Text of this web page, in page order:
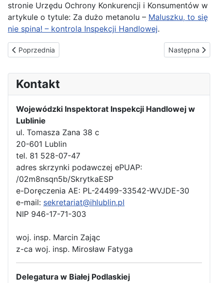
stronie Urzędu Ochrony Konkurencji i Konsumentów w
artykule o tytule: Za dużo metanolu – Maluszku, to się
nie spina! – kontrola Inspekcji Handlowej.
Poprzednia strona: Kochaj się! – kontrola UOKiK, IH i KAS
Poprzednia Następna
Następna
Kontakt
Wojewódzki Inspektorat Inspekcji Handlowej w
Lublinie
ul. Tomasza Zana 38 c
20-601 Lublin
tel. 81 528-07-47
adres skrzynki podawczej ePUAP:
/02m8nsqn5b/SkrytkaESP
e-Doręczenia AE: PL-24499-33542-WVJDE-30
e-mail: sekretariat@ihlublin.pl
NIP 946-17-71-303
woj. insp. Marcin Zając
z-ca woj. insp. Mirosław Fatyga
Delegatura w Białej Podlaskiej